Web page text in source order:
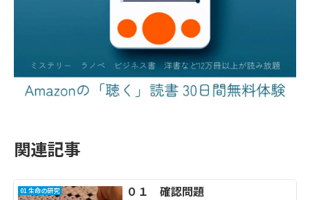
関連記事
01 生命の研究 ０１ 確認問題